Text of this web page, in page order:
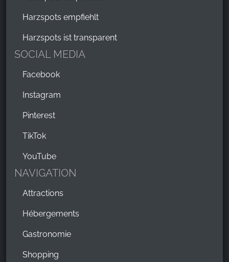
Harzspots empfiehlt
Harzspots ist transparent
SOCIAL MEDIA
Facebook
Instagram
Pinterest
TikTok
YouTube
NAVIGATION
Attractions
Hébergements
Gastronomie
Shopping